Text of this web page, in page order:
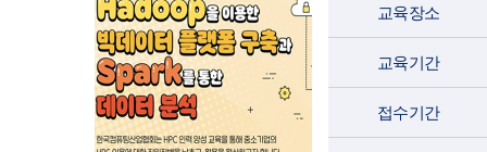
교육장소
교육기간
접수기간